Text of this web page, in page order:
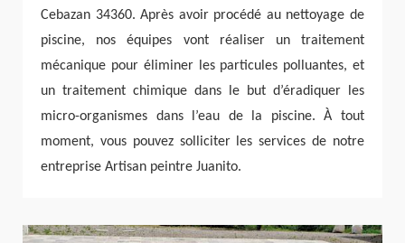
Cebazan 34360. Après avoir procédé au nettoyage de
piscine, nos équipes vont réaliser un traitement
mécanique pour éliminer les particules polluantes, et
un traitement chimique dans le but d’éradiquer les
micro-organismes dans l’eau de la piscine. À tout
moment, vous pouvez solliciter les services de notre
entreprise Artisan peintre Juanito.